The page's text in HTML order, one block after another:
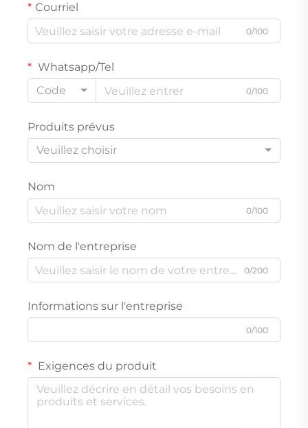
Courriel
0/100
Whatsapp/Tel
Code
0/100
Produits prévus
Veuillez choisir
Nom
0/100
Nom de l'entreprise
0/200
Informations sur l'entreprise
0/100
Exigences du produit